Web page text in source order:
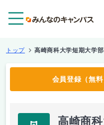
トップ 高崎商科大学短期大学部
会員登録（無
高崎商